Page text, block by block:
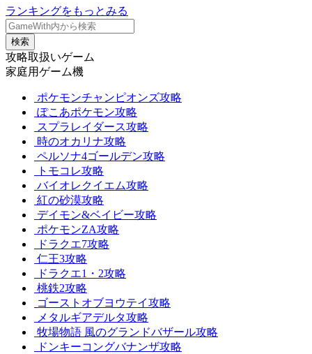
ランキングをもっとみる
検索
攻略取扱いゲーム
家庭用ゲーム機
ポケモンチャンピオンズ攻略
ぽこあポケモン攻略
スプラレイダース攻略
時のオカリナ攻略
ペルソナ4ゴールデン攻略
トモコレ攻略
バイオレクイエム攻略
紅の砂漠攻略
デイモン&ベイビー攻略
ポケモンZA攻略
ドラクエ7攻略
仁王3攻略
ドラクエ1・2攻略
桃鉄2攻略
ゴーストオブヨウテイ攻略
メタルギアデルタ攻略
牧場物語 風のグランドバザール攻略
ドンキーコングバナンザ攻略